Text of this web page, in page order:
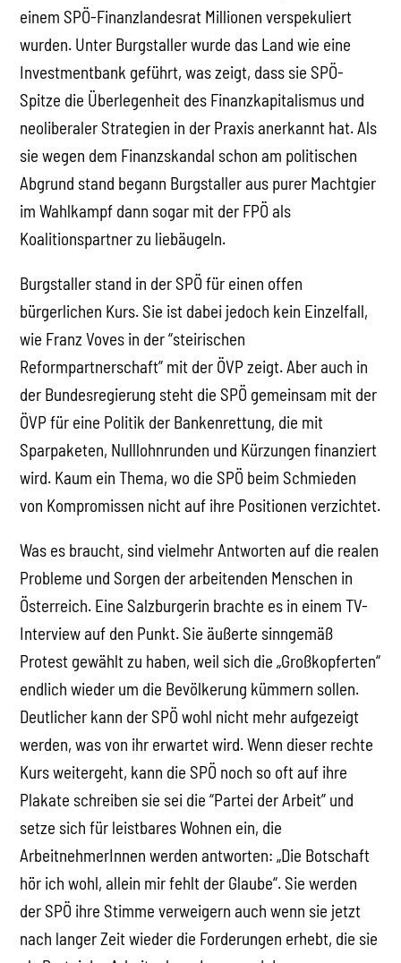
einem SPÖ-Finanzlandesrat Millionen verspekuliert
wurden. Unter Burgstaller wurde das Land wie eine
Investmentbank geführt, was zeigt, dass sie SPÖ-
Spitze die Überlegenheit des Finanzkapitalismus und
neoliberaler Strategien in der Praxis anerkannt hat. Als
sie wegen dem Finanzskandal schon am politischen
Abgrund stand begann Burgstaller aus purer Machtgier
im Wahlkampf dann sogar mit der FPÖ als
Koalitionspartner zu liebäugeln.
Burgstaller stand in der SPÖ für einen offen
bürgerlichen Kurs. Sie ist dabei jedoch kein Einzelfall,
wie Franz Voves in der “steirischen
Reformpartnerschaft” mit der ÖVP zeigt. Aber auch in
der Bundesregierung steht die SPÖ gemeinsam mit der
ÖVP für eine Politik der Bankenrettung, die mit
Sparpaketen, Nulllohnrunden und Kürzungen finanziert
wird. Kaum ein Thema, wo die SPÖ beim Schmieden
von Kompromissen nicht auf ihre Positionen verzichtet.
Was es braucht, sind vielmehr Antworten auf die realen
Probleme und Sorgen der arbeitenden Menschen in
Österreich. Eine Salzburgerin brachte es in einem TV-
Interview auf den Punkt. Sie äußerte sinngemäß
Protest gewählt zu haben, weil sich die „Großkopferten“
endlich wieder um die Bevölkerung kümmern sollen.
Deutlicher kann der SPÖ wohl nicht mehr aufgezeigt
werden, was von ihr erwartet wird. Wenn dieser rechte
Kurs weitergeht, kann die SPÖ noch so oft auf ihre
Plakate schreiben sie sei die “Partei der Arbeit” und
setze sich für leistbares Wohnen ein, die
ArbeitnehmerInnen werden antworten: „Die Botschaft
hör ich wohl, allein mir fehlt der Glaube“. Sie werden
der SPÖ ihre Stimme verweigern auch wenn sie jetzt
nach langer Zeit wieder die Forderungen erhebt, die sie